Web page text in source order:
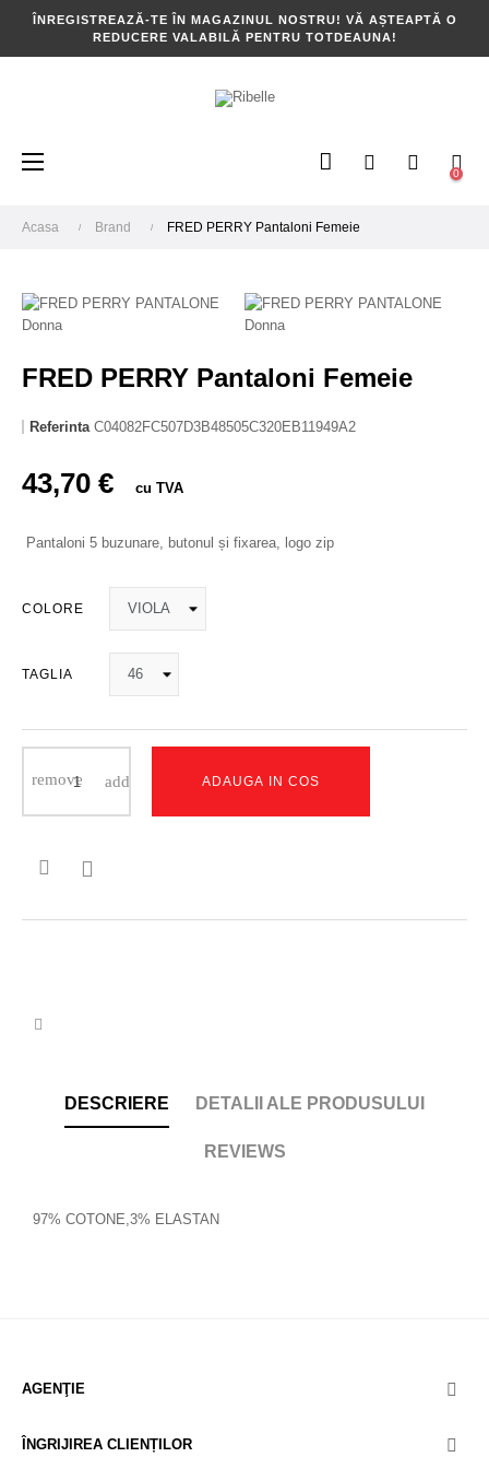
ÎNREGISTREAZĂ-TE ÎN MAGAZINUL NOSTRU! VĂ AȘTEAPTĂ O
REDUCERE VALABILĂ PENTRU TOTDEAUNA!
Toggle
☰ 0
Acasa Brand FRED PERRY Pantaloni Femeie
FRED PERRY Pantaloni Femeie
Referinta C04082FC507D3B48505C320EB11949A2
43,70 € cu TVA
Pantaloni 5 buzunare, butonul și fixarea, logo zip
COLORE
TAGLIA
ADAUGA IN COS

DESCRIERE DETALII ALE PRODUSULUI
REVIEWS
97% COTONE,3% ELASTAN
AGENŢIE 
ÎNGRIJIREA CLIENȚILOR 